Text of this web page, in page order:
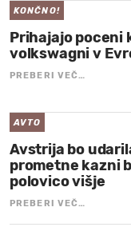
KONČNO!
Prihajajo poceni
volkswagni v
PREBERI VEČ…
AVTO
Avstrija bo
prometne kazni
polovico višje
PREBERI VEČ…